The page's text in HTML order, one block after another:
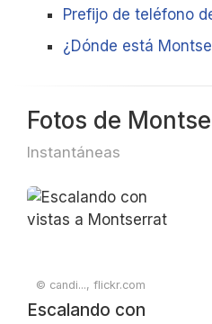
Prefijo de teléfono
¿Dónde está
Fotos de
Instantáneas
© candi..., flickr.com
Escalando con